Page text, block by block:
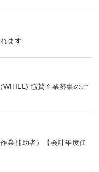
ます
協賛企業募集のご
業補助者）【会計年度任